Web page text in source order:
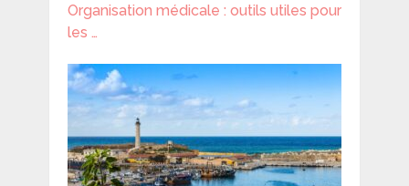
Organisation médicale : outils utiles pour
les …